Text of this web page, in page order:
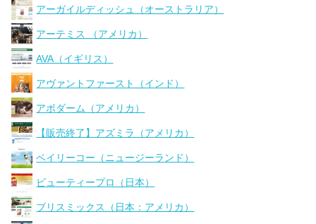
アーガイルディッシュ（オーストラリア）
アーテミス （アメリカ）
AVA（イギリス）
アヴァントファースト（インド）
アボダーム（アメリカ）
【販売終了】アズミラ（アメリカ）
ベイリーコー（ニュージーランド）
ビューティープロ（日本）
ブリスミックス（日本：アメリカ）